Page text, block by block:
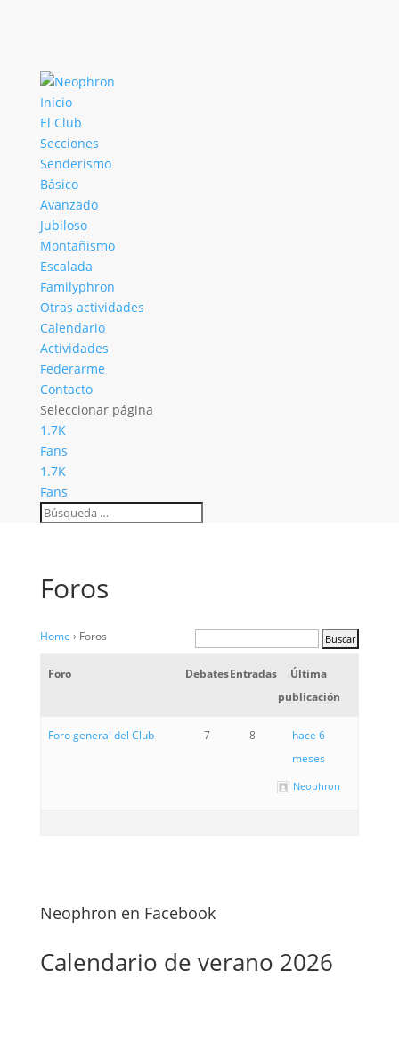
Inicio
El Club
Secciones
Senderismo
Básico
Avanzado
Jubiloso
Montañismo
Escalada
Familyphron
Otras actividades
Calendario
Actividades
Federarme
Contacto
Seleccionar página
1.7K
Fans
1.7K
Fans
Foros
Home › Foros
Foro DebatesEntradas
Última
publicación
Foro general del Club 7 8
hace 6
meses
Neophron
Neophron en Facebook
Calendario de verano 2026